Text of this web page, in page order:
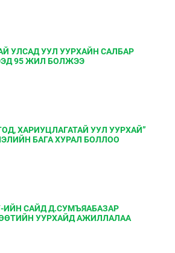
УЛСАД УУЛ УУРХАЙН САЛБАР
95 ЖИЛ БОЛЖЭЭ
ХАРИУЦЛАГАТАЙ УУЛ УУРХАЙ”
БАГА ХУРАЛ БОЛЛОО
ИЙН САЙД Д.СУМЪЯАБАЗАР
УУРХАЙД АЖИЛЛАЛАА